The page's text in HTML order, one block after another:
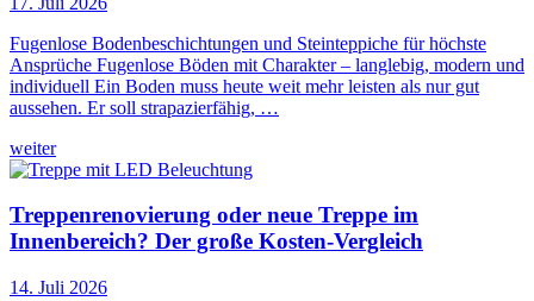
Fugenlose Bodenbeschichtungen und Steinteppiche für höchste
Ansprüche Fugenlose Böden mit Charakter – langlebig, modern und
individuell Ein Boden muss heute weit mehr leisten als nur gut
aussehen. Er soll strapazierfähig, …
weiter
Treppenrenovierung oder neue Treppe im
Innenbereich? Der große Kosten-Vergleich
14. Juli 2026